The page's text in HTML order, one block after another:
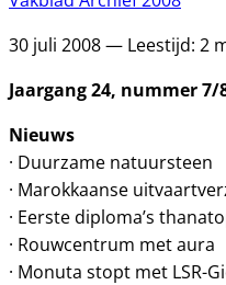
30 juli 2008 — Leestijd: 2
Jaargang 24, nummer
Nieuws
· Duurzame natuursteen
· Marokkaanse
· Eerste diploma’s
· Rouwcentrum met aura
· Monuta stopt met LSR-